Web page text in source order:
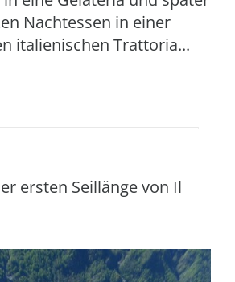
Nachtessen in einer
italienischen Trattoria...
ersten Seillänge von Il